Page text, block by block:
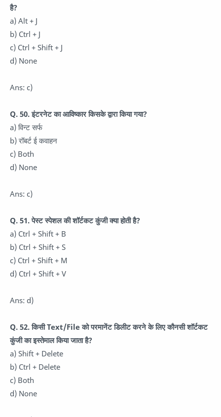
है?
a) Alt + J
b) Ctrl + J
c) Ctrl + Shift + J
d) None
Ans: c)
Q. 50. इंटरनेट का आविष्कार किसके द्वारा किया गया?
a) विन्ट सर्फ
b) रॉबर्ट ई कवाहन
c) Both
d) None
Ans: c)
Q. 51. पेस्ट स्पेशल की शॉर्टकट कुंजी क्या होती है?
a) Ctrl + Shift + B
b) Ctrl + Shift + S
c) Ctrl + Shift + M
d) Ctrl + Shift + V
Ans: d)
Q. 52. किसी Text/File को परमानेंट डिलीट करने के लिए कौनसी शॉर्टकट
कुंजी का इस्तेमाल किया जाता है?
a) Shift + Delete
b) Ctrl + Delete
c) Both
d) None